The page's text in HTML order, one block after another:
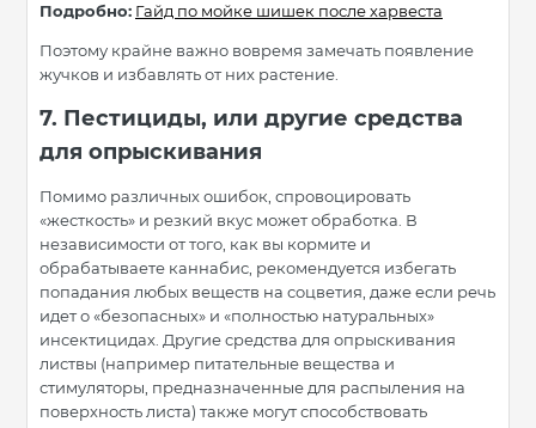
Подробно: Гайд по мойке шишек после харвеста
Поэтому крайне важно вовремя замечать появление
жучков и избавлять от них растение.
7. Пестициды, или другие средства
для опрыскивания
Помимо различных ошибок, спровоцировать
«жесткость» и резкий вкус может обработка. В
независимости от того, как вы кормите и
обрабатываете каннабис, рекомендуется избегать
попадания любых веществ на соцветия, даже если речь
идет о «безопасных» и «полностью натуральных»
инсектицидах. Другие средства для опрыскивания
листвы (например питательные вещества и
стимуляторы, предназначенные для распыления на
поверхность листа) также могут способствовать